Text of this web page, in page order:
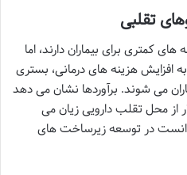
تقلبی
کمتری برای بیماران دارند، اما
افزایش هزینه های درمانی، بستری
می شوند. برآوردها نشان می دهد
از محل تقلب دارویی زیان می
در توسعه زیرساخت های